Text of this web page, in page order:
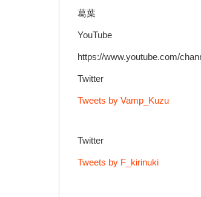
葛葉
YouTube
https://www.youtube.com/
Twitter
Tweets by Vamp_Kuzu
Twitter
Tweets by F_kirinuki